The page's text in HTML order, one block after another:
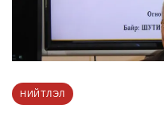
НИЙТЛЭЛ